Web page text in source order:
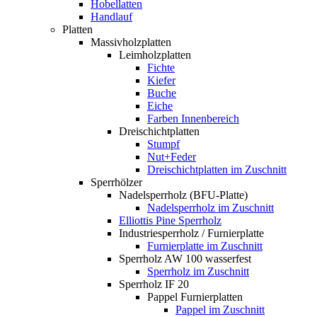
Hobellatten
Handlauf
Platten
Massivholzplatten
Leimholzplatten
Fichte
Kiefer
Buche
Eiche
Farben Innenbereich
Dreischichtplatten
Stumpf
Nut+Feder
Dreischichtplatten im Zuschnitt
Sperrhölzer
Nadelsperrholz (BFU-Platte)
Nadelsperrholz im Zuschnitt
Elliottis Pine Sperrholz
Industriesperrholz / Furnierplatte
Furnierplatte im Zuschnitt
Sperrholz AW 100 wasserfest
Sperrholz im Zuschnitt
Sperrholz IF 20
Pappel Furnierplatten
Pappel im Zuschnitt